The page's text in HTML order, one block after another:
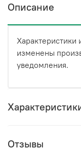
Описание
Характеристики
изменены
уведомления.
Отзывы